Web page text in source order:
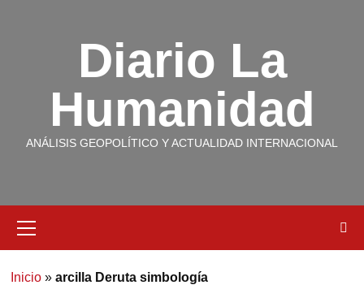
Diario La
Humanidad
ANÁLISIS GEOPOLÍTICO Y ACTUALIDAD INTERNACIONAL
Inicio» arcilla Deruta simbología